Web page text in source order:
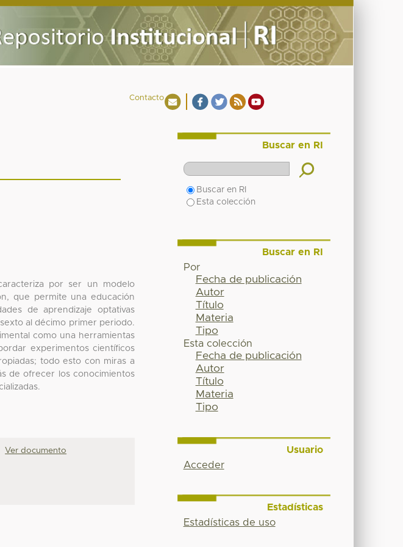
Contacto
por ser un modelo
que permite una educación
de aprendizaje optativas
al décimo primer periodo.
como una herramientas
experimentos científicos
todo esto con miras a
de ofrecer los conocimientos
Ver documento
Buscar en RI
Buscar en RI
Esta colección
Buscar en RI
Por
Fecha de publicación
Autor
Título
Materia
Tipo
Esta colección
Fecha de publicación
Autor
Título
Materia
Tipo
Usuario
Acceder
Estadísticas
Estadísticas de uso